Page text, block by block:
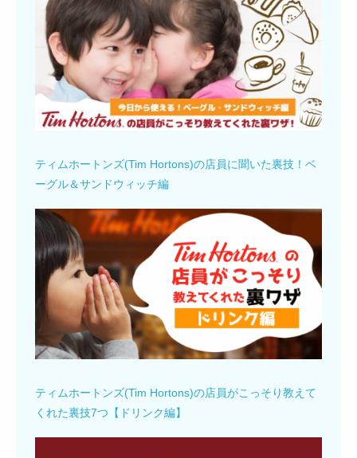
ティムホートンズ(Tim Hortons)の店員に聞いた裏技！ベ
ーグル＆サンドウィッチ編
ティムホートンズ(Tim Hortons)の店員がこっそり教えて
くれた裏技7つ【ドリンク編】